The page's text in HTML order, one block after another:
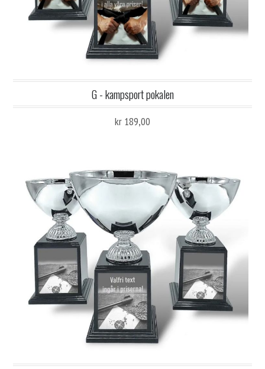
G - kampsport pokalen
kr 189,00